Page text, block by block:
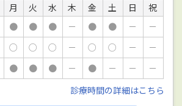
月 火 水 木 金 土 日
祝
● ● ● － ● ● －
－
○ ○ ○ － ○ ○ －
－
● ● ● － ● － －
－
診療時間の詳細はこちら